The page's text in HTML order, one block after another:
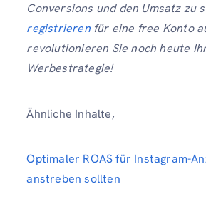
Conversions und den Umsatz zu
registrieren für eine free Konto
revolutionieren Sie noch heute
Werbestrategie!
Ähnliche Inhalte,
Optimaler ROAS für Instagram-
anstreben sollten